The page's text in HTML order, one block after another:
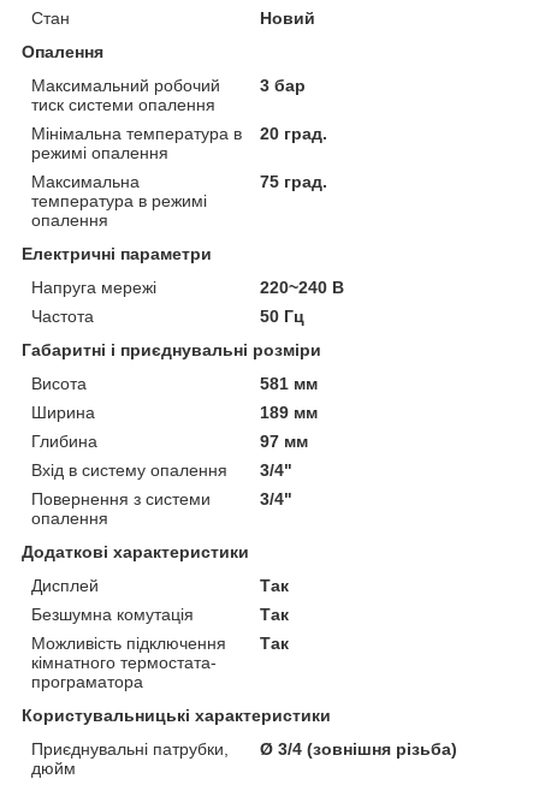
Стан
Новий
Опалення
Максимальний робочий
тиск системи опалення
3 бар
Мінімальна температура в
режимі опалення
20 град.
Максимальна
температура в режимі
опалення
75 град.
Електричні параметри
Напруга мережі
220~240 В
Частота
50 Гц
Габаритні і приєднувальні розміри
Висота
581 мм
Ширина
189 мм
Глибина
97 мм
Вхід в систему опалення
3/4"
Повернення з системи
опалення
3/4"
Додаткові характеристики
Дисплей
Так
Безшумна комутація
Так
Можливість підключення
кімнатного термостата-
програматора
Так
Користувальницькі характеристики
Приєднувальні патрубки,
дюйм
Ø 3/4 (зовнішня різьба)